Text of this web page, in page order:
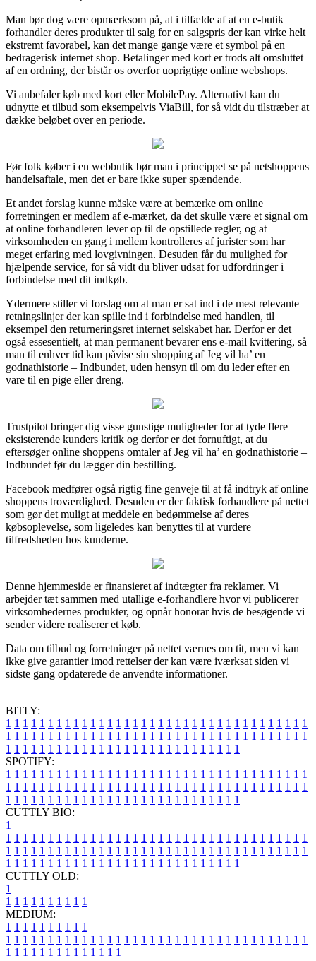
Man bør dog være opmærksom på, at i tilfælde af at en e-butik
forhandler deres produkter til salg for en salgspris der kan virke helt
ekstremt favorabel, kan det mange gange være et symbol på en
bedragerisk internet shop. Betalinger med kort er trods alt omsluttet
af en ordning, der bistår os overfor uoprigtige online webshops.
Vi anbefaler køb med kort eller MobilePay. Alternativt kan du
udnytte et tilbud som eksempelvis ViaBill, for så vidt du tilstræber at
dække beløbet over en periode.
Før folk køber i en webbutik bør man i princippet se på netshoppens
handelsaftale, men det er bare ikke super spændende.
Et andet forslag kunne måske være at bemærke om online
forretningen er medlem af e-mærket, da det skulle være et signal om
at online forhandleren lever op til de opstillede regler, og at
virksomheden en gang i mellem kontrolleres af jurister som har
meget erfaring med lovgivningen. Desuden får du mulighed for
hjælpende service, for så vidt du bliver udsat for udfordringer i
forbindelse med dit indkøb.
Ydermere stiller vi forslag om at man er sat ind i de mest relevante
retningslinjer der kan spille ind i forbindelse med handlen, til
eksempel den returneringsret internet selskabet har. Derfor er det
også essesentielt, at man permanent bevarer ens e-mail kvittering, så
man til enhver tid kan påvise sin shopping af Jeg vil ha’ en
godnathistorie – Indbundet, uden hensyn til om du leder efter en
vare til en pige eller dreng.
Trustpilot bringer dig visse gunstige muligheder for at tyde flere
eksisterende kunders kritik og derfor er det fornuftigt, at du
eftersøger online shoppens omtaler af Jeg vil ha’ en godnathistorie –
Indbundet før du lægger din bestilling.
Facebook medfører også rigtig fine genveje til at få indtryk af online
shoppens troværdighed. Desuden er der faktisk forhandlere på nettet
som gør det muligt at meddele en bedømmelse af deres
købsoplevelse, som ligeledes kan benyttes til at vurdere
tilfredsheden hos kunderne.
Denne hjemmeside er finansieret af indtægter fra reklamer. Vi
arbejder tæt sammen med utallige e-forhandlere hvor vi publicerer
virksomhedernes produkter, og opnår honorar hvis de besøgende vi
sender videre realiserer et køb.
Data om tilbud og forretninger på nettet værnes om tit, men vi kan
ikke give garantier imod rettelser der kan være iværksat siden vi
sidste gang opdaterede de anvendte informationer.
BITLY:
1 1 1 1 1 1 1 1 1 1 1 1 1 1 1 1 1 1 1 1 1 1 1 1 1 1 1 1 1 1 1 1 1 1 1 1
1 1 1 1 1 1 1 1 1 1 1 1 1 1 1 1 1 1 1 1 1 1 1 1 1 1 1 1 1 1 1 1 1 1 1 1
1 1 1 1 1 1 1 1 1 1 1 1 1 1 1 1 1 1 1 1 1 1 1 1 1 1 1 1
SPOTIFY:
1 1 1 1 1 1 1 1 1 1 1 1 1 1 1 1 1 1 1 1 1 1 1 1 1 1 1 1 1 1 1 1 1 1 1 1
1 1 1 1 1 1 1 1 1 1 1 1 1 1 1 1 1 1 1 1 1 1 1 1 1 1 1 1 1 1 1 1 1 1 1 1
1 1 1 1 1 1 1 1 1 1 1 1 1 1 1 1 1 1 1 1 1 1 1 1 1 1 1 1
CUTTLY BIO:
1
1 1 1 1 1 1 1 1 1 1 1 1 1 1 1 1 1 1 1 1 1 1 1 1 1 1 1 1 1 1 1 1 1 1 1 1
1 1 1 1 1 1 1 1 1 1 1 1 1 1 1 1 1 1 1 1 1 1 1 1 1 1 1 1 1 1 1 1 1 1 1 1
1 1 1 1 1 1 1 1 1 1 1 1 1 1 1 1 1 1 1 1 1 1 1 1 1 1 1 1
CUTTLY OLD:
1
1 1 1 1 1 1 1 1 1 1
MEDIUM:
1 1 1 1 1 1 1 1 1 1
1 1 1 1 1 1 1 1 1 1 1 1 1 1 1 1 1 1 1 1 1 1 1 1 1 1 1 1 1 1 1 1 1 1 1 1
1 1 1 1 1 1 1 1 1 1 1 1 1 1